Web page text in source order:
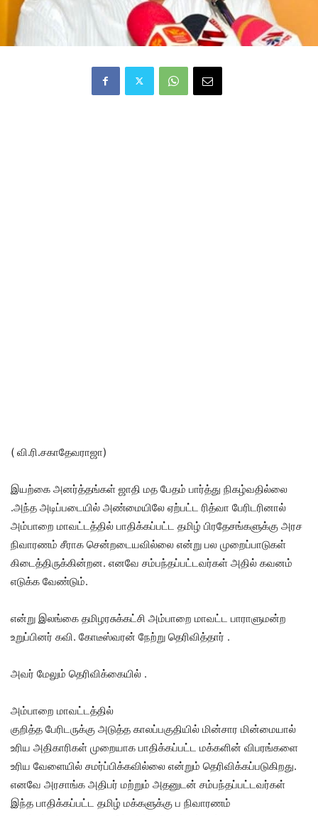
( வி.ரி.சகாதேவராஜா)
இயற்கை அனர்த்தங்கள் ஜாதி மத பேதம் பார்த்து நிகழ்வதில்லை
.அந்த அடிப்படையில் அண்மையிலே ஏற்பட்ட ரித்வா பேரிடரினால்
அம்பாறை மாவட்டத்தில் பாதிக்கப்பட்ட தமிழ் பிரதேசங்களுக்கு அரச
நிவாரணம் சீராக சென்றடையவில்லை என்று பல முறைப்பாடுகள்
கிடைத்திருக்கின்றன. எனவே சம்பந்தப்பட்டவர்கள் அதில் கவனம்
எடுக்க வேண்டும்.
என்று இலங்கை தமிழரசுக்கட்சி அம்பாறை மாவட்ட பாராளுமன்ற
உறுப்பினர் கவி. கோடீஸ்வரன் நேற்று தெரிவித்தார் .
அவர் மேலும் தெரிவிக்கையில் .
அம்பாறை மாவட்டத்தில்
குறித்த பேரிடருக்கு அடுத்த காலப்பகுதியில் மின்சார மின்மையால்
உரிய அதிகாரிகள் முறையாக பாதிக்கப்பட்ட மக்களின் விபரங்களை
உரிய வேளையில் சமர்ப்பிக்கவில்லை என்றும் தெரிவிக்கப்படுகிறது.
எனவே அரசாங்க அதிபர் மற்றும் அதனுடன் சம்பந்தப்பட்டவர்கள்
இந்த பாதிக்கப்பட்ட தமிழ் மக்களுக்கு ப நிவாரணம்